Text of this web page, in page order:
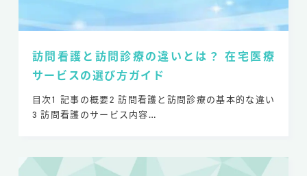
訪問看護と訪問診療の違いとは？ 在宅医療
サービスの選び方ガイド
目次1 記事の概要2 訪問看護と訪問診療の基本的な違い
3 訪問看護のサービス内容…